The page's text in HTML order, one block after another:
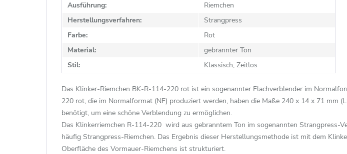
Ausführung:
Riemchen
Herstellungsverfahren:
Strangpress
Farbe:
Rot
Material:
gebrannter Ton
Stil:
Klassisch, Zeitlos
Das Klinker-Riemchen BK-R-114-220 rot ist ein sogenannter Flachverblender im
220 rot, die im Normalformat (NF) produziert werden, haben die Maße 240 x 14 x 71 mm
benötigt, um eine schöne Verblendung zu ermöglichen.
Das Klinkerriemchen R-114-220 wird aus gebranntem Ton im sogenannten Strangpress-
häufig Strangpress-Riemchen. Das Ergebnis dieser Herstellungsmethode ist mit dem
Oberfläche des Vormauer-Riemchens ist strukturiert.